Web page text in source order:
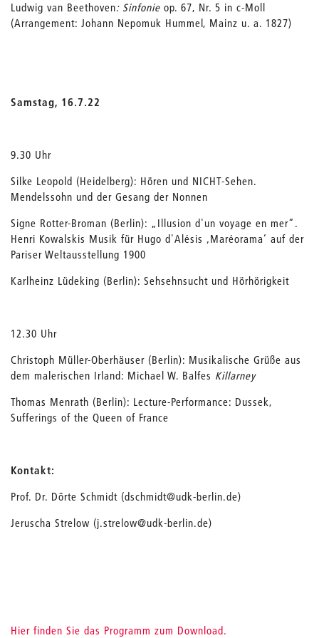
Ludwig van Beethoven: Sinfonie op. 67, Nr. 5 in c-Moll
(Arrangement: Johann Nepomuk Hummel, Mainz u. a. 1827)
Samstag, 16.7.22
9.30 Uhr
Silke Leopold (Heidelberg): Hören und NICHT-Sehen.
Mendelssohn und der Gesang der Nonnen
Signe Rotter-Broman (Berlin): „Illusion d'un voyage en mer“.
Henri Kowalskis Musik für Hugo d'Alésis ‚Maréorama‘ auf der
Pariser Weltausstellung 1900
Karlheinz Lüdeking (Berlin): Sehsehnsucht und Hörhörigkeit
12.30 Uhr
Christoph Müller-Oberhäuser (Berlin): Musikalische Grüße aus
dem malerischen Irland: Michael W. Balfes Killarney
Thomas Menrath (Berlin): Lecture-Performance: Dussek,
Sufferings of the Queen of France
Kontakt:
Prof. Dr. Dörte Schmidt (dschmidt@udk-berlin.de)
Jeruscha Strelow (j.strelow@udk-berlin.de)
Hier finden Sie das Programm zum Download.